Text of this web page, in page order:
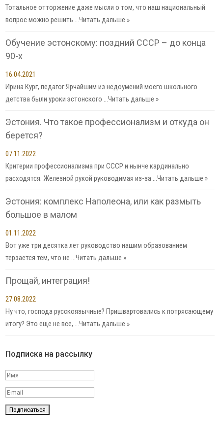
Тотальное отторжение даже мысли о том, что наш национальный
вопрос можно решить …Читать дальше »
Обучение эстонскому: поздний СССР – до конца
90-х
16.04.2021
Ирина Кург, педагог Ярчайшим из недоумений моего школьного
детства были уроки эстонского …Читать дальше »
Эстония. Что такое профессионализм и откуда он
берется?
07.11.2022
Критерии профессионализма при СССР и нынче кардинально
расходятся. Железной рукой руководимая из-за …Читать дальше »
Эстония: комплекс Наполеона, или как размыть
большое в малом
01.11.2022
Вот уже три десятка лет руководство нашим образованием
терзается тем, что не …Читать дальше »
Прощай, интеграция!
27.08.2022
Ну что, господа русскоязычные? Пришвартовались к потрясающему
итогу? Это еще не все, …Читать дальше »
Подписка на рассылку